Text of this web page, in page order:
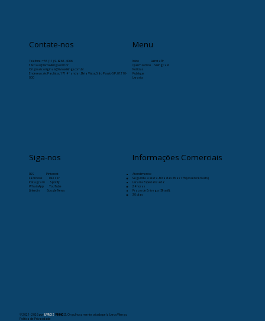
Contate-nos
Telefone:+55 (11) 9-8263-4066
SAC: sac@livrosvikings.com.br
Originais: originais@livrosvikings.com.br
Endereço: Av. Paulista, 171 4º andar, Bela Vista, São Paulo-SP, 01310-
000
Menu
Início
Læristaðr
Quem somos
VikingCast
Notícias
Publique
Livraria
Siga-nos
RSS
Pinterest
Facebook
Deezer
Instagram
Spotify
WhatsApp
YouTube
Linkedin
Google News
Informações Comerciais
Atendimento:
Segunda a sexta-feira das 8h as 17h (exceto feriado)
Livraria Especializada:
24 horas
Prazo de Entrega (Brasil):
30 dias
© 2021- 2026por LIVROSVIKINGS . Orgulhosamente criado pela Livros Vikings.
Política de Privacidade